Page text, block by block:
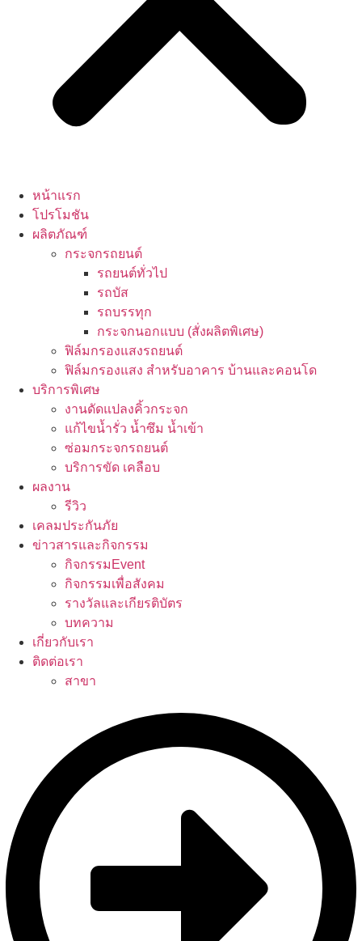
หน้าแรก
โปรโมชัน
ผลิตภัณฑ์
กระจกรถยนต์
รถยนต์ทั่วไป
รถบัส
รถบรรทุก
กระจกนอกแบบ (สั่งผลิตพิเศษ)
ฟิล์มกรองแสงรถยนต์
ฟิล์มกรองแสง สำหรับอาคาร บ้านและคอนโด
บริการพิเศษ
งานดัดแปลงคิ้วกระจก
แก้ไขน้ำรั่ว น้ำซึม น้ำเข้า
ซ่อมกระจกรถยนต์
บริการขัด เคลือบ
ผลงาน
รีวิว
เคลมประกันภัย
ข่าวสารและกิจกรรม
กิจกรรมEvent
กิจกรรมเพื่อสังคม
รางวัลและเกียรติบัตร
บทความ
เกี่ยวกับเรา
ติดต่อเรา
สาขา